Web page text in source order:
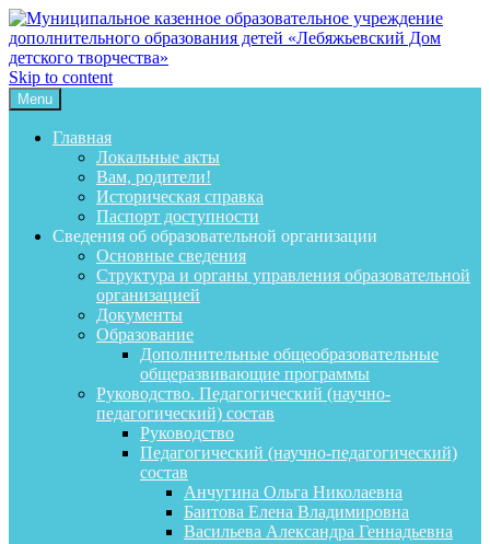
Skip to content
Menu
Главная
Локальные акты
Вам, родители!
Историческая справка
Паспорт доступности
Сведения об образовательной организации
Основные сведения
Структура и органы управления образовательной
организацией
Документы
Образование
Дополнительные общеобразовательные
общеразвивающие программы
Руководство. Педагогический (научно-
педагогический) состав
Руководство
Педагогический (научно-педагогический)
состав
Анчугина Ольга Николаевна
Баитова Елена Владимировна
Васильева Александра Геннадьевна